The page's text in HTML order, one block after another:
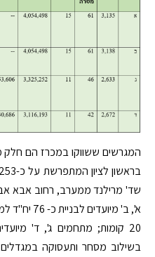
שד' מרילנד ממערב, רחוב אבא
א', ב'